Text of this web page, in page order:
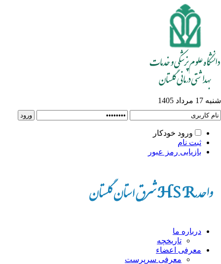
17 مرداد 1405
ورود خودکار
ثبت نام
بازیابی رمز عبور
درباره ما
تاریخچه
معرفی اعضاء
معرفی سرپرست